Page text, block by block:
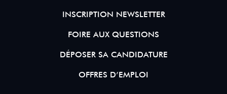
INSCRIPTION NEWSLETTER
FOIRE AUX QUESTIONS
DÉPOSER SA CANDIDATURE
OFFRES D’EMPLOI